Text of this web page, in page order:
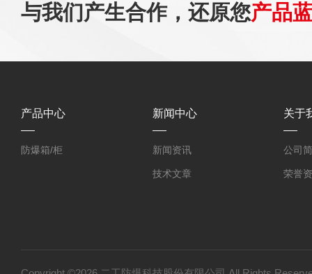
与我们产生合作，还原您产品
产品中心
防爆箱/柜
新闻中心
新闻资讯
技术文章
关于
公司
荣誉